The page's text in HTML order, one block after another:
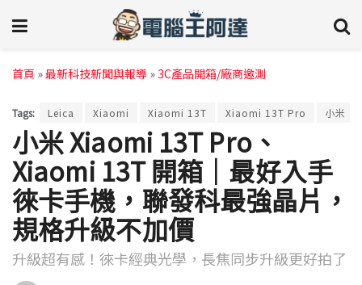
首頁 »最新科技新聞與報導 »3C產品開箱/廠商邀測
Tags: Leica Xiaomi Xiaomi 13T Xiaomi 13T Pro 小米
小米 Xiaomi 13T Pro、
Xiaomi 13T 開箱｜最好入手
徠卡手機，聯發科最強晶片，
規格升級不加價
升級超有感！徠卡經典光學，長焦同步升級更好拍了